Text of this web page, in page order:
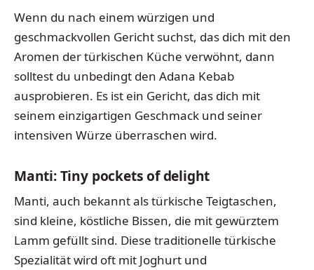
Wenn du nach einem würzigen und
geschmackvollen Gericht suchst, das dich mit den
Aromen der türkischen Küche verwöhnt, dann
solltest du unbedingt den Adana Kebab
ausprobieren. Es ist ein Gericht, das dich mit
seinem einzigartigen Geschmack und seiner
intensiven Würze überraschen wird.
Manti: Tiny pockets of delight
Manti, auch bekannt als türkische Teigtaschen,
sind kleine, köstliche Bissen, die mit gewürztem
Lamm gefüllt sind. Diese traditionelle türkische
Spezialität wird oft mit Joghurt und